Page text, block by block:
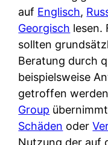
r
k
l
i
c
h
?
n
k
t
i
o
n
i
e
r
l
i
n
e
:
W
a
s
i
s
:
W
e
n
n
d
e
auf Englisch,
Georgisch lesen.
sollten
Beratung durch
beispielsweise
getroffen
Group
Schäden oder
Nutzung der auf